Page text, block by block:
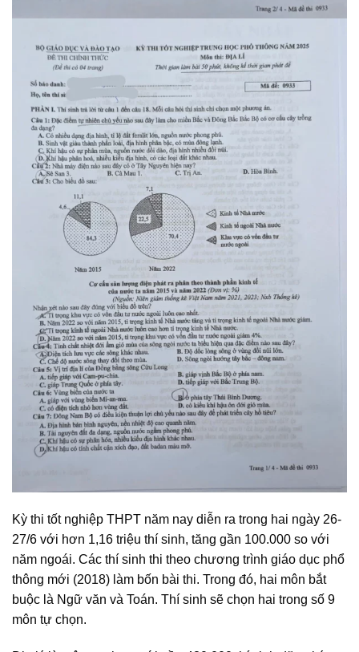
Kỳ thi tốt nghiệp THPT năm nay diễn ra trong hai ngày 26-
27/6 với hơn 1,16 triệu thí sinh, tăng gần 100.000 so với
năm ngoái. Các thí sinh thi theo chương trình giáo dục phổ
thông mới (2018) làm bốn bài thi. Trong đó, hai môn bắt
buộc là Ngữ văn và Toán. Thí sinh sẽ chọn hai trong số 9
môn tự chọn.